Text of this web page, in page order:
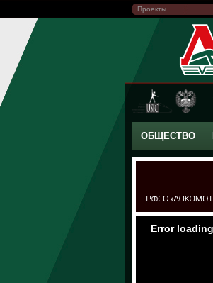
Проекты
ОБЩЕСТВО